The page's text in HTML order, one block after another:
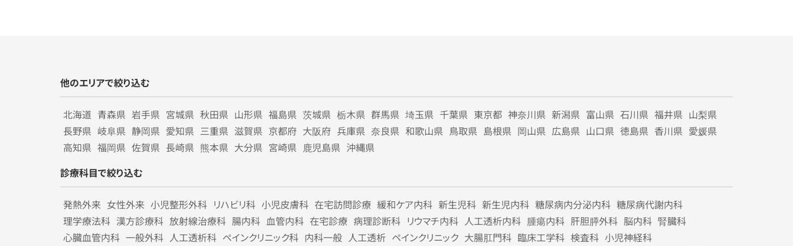
他のエリアで絞り込む
北海道 青森県 岩手県 宮城県 秋田県 山形県 福島県 茨城県 栃木県 群馬県 埼玉県 千葉県 東京都 神奈川県 新潟県 富山県 石川県 福井県 山梨県
長野県 岐阜県 静岡県 愛知県 三重県 滋賀県 京都府 大阪府 兵庫県 奈良県 和歌山県 鳥取県 島根県 岡山県 広島県 山口県 徳島県 香川県 愛媛県
高知県 福岡県 佐賀県 長崎県 熊本県 大分県 宮崎県 鹿児島県 沖縄県
診療科目で絞り込む
発熱外来 女性外来 小児整形外科 リハビリ科 小児皮膚科 在宅訪問診療 緩和ケア内科 新生児科 新生児内科 糖尿病内分泌内科 糖尿病代謝内科
理学療法科 漢方診療科 放射線治療科 腸内科 血管内科 在宅診療 病理診断科 リウマチ内科 人工透析内科 腫瘍内科 肝胆膵外科 脳内科 腎臓科
心臓血管内科 一般外科 人工透析科 ペインクリニック科 内科一般 人工透析 ペインクリニック 大腸肛門科 臨床工学科 検査科 小児神経科